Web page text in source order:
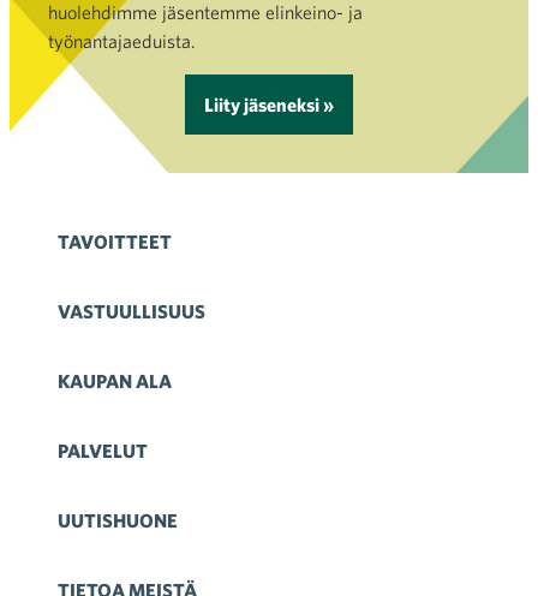
huolehdimme jäsentemme elinkeino- ja
työnantajaeduista.
Liity jäseneksi »
TAVOITTEET
VASTUULLISUUS
KAUPAN ALA
PALVELUT
UUTISHUONE
TIETOA MEISTÄ